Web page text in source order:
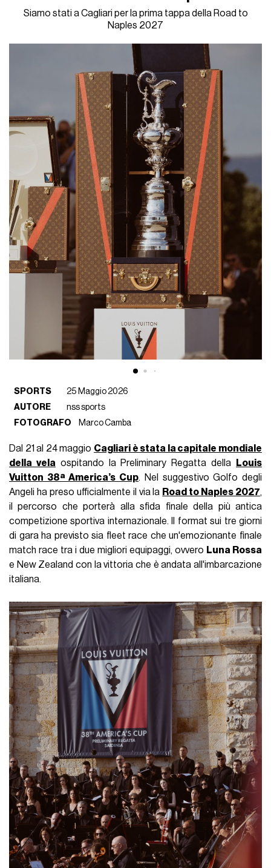
Siamo stati a Cagliari per la prima tappa della Road to
Naples 2027
SPORTS
25 Maggio 2026
AUTORE
nss sports
FOTOGRAFO
Marco Camba
Dal 21 al 24 maggio Cagliari è stata la capitale mondiale
della vela ospitando la Preliminary Regatta della
Louis
Vuitton 38ª America’s Cup. Nel suggestivo Golfo degli
Angeli ha preso ufficialmente il via la Road to Naples 2027,
il percorso che porterà alla sfida finale della più antica
competizione sportiva internazionale. Il format sui tre giorni
di gara ha previsto sia fleet race che un'emozionante finale
match race tra i due migliori equipaggi, ovvero Luna Rossa
e New Zealand con la vittoria che è andata all'imbarcazione
italiana.